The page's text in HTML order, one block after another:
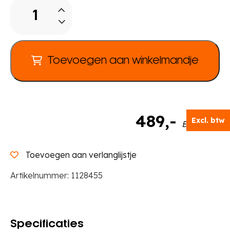
Excl. btw
aantal
Toevoegen aan winkelmandje
Toevoegen aan verlanglijstje
Artikelnummer: 1128455
489,- Excl. BTW
Specificaties